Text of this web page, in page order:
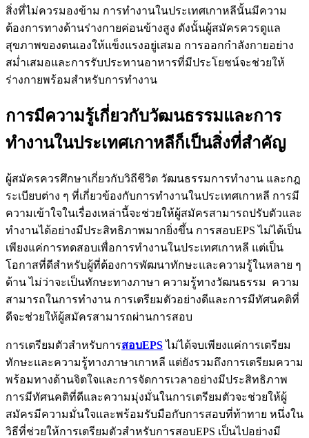
สิ่งที่ไม่ควรมองข้าม การทำงานในประเทศเกาหลีนั้นมีความ
ต้องการทางด้านร่างกายค่อนข้างสูง ดังนั้นผู้สมัครควรดูแล
สุขภาพของตนเองให้แข็งแรงอยู่เสมอ การออกกำลังกายอย่าง
สม่ำเสมอและการรับประทานอาหารที่มีประโยชน์จะช่วยให้
ร่างกายพร้อมสำหรับการทำงาน
การมีความรู้เกี่ยวกับวัฒนธรรมและการ
ทำงานในประเทศเกาหลีก็เป็นสิ่งที่สำคัญ
ผู้สมัครควรศึกษาเกี่ยวกับวิถีชีวิต วัฒนธรรมการทำงาน และกฎ
ระเบียบต่าง ๆ ที่เกี่ยวข้องกับการทำงานในประเทศเกาหลี การมี
ความเข้าใจในเรื่องเหล่านี้จะช่วยให้ผู้สมัครสามารถปรับตัวและ
ทำงานได้อย่างมีประสิทธิภาพมากยิ่งขึ้น การสอบEPS ไม่ได้เป็น
เพียงแค่การทดสอบเพื่อการทำงานในประเทศเกาหลี แต่เป็น
โอกาสที่ดีสำหรับผู้ที่ต้องการพัฒนาทักษะและความรู้ในหลาย ๆ
ด้าน ไม่ว่าจะเป็นทักษะทางภาษา ความรู้ทางวัฒนธรรม ความ
สามารถในการทำงาน การเตรียมตัวอย่างดีและการมีทัศนคติที่
ดีจะช่วยให้ผู้สมัครสามารถผ่านการสอบ
การเตรียมตัวสำหรับการสอบEPSไม่ได้จบเพียงแค่การเตรียม
ทักษะและความรู้ทางภาษาเกาหลี แต่ยังรวมถึงการเตรียมความ
พร้อมทางด้านจิตใจและการจัดการเวลาอย่างมีประสิทธิภาพ
การมีทัศนคติที่ดีและความมุ่งมั่นในการเตรียมตัวจะช่วยให้ผู้
สมัครมีความมั่นใจและพร้อมรับมือกับการสอบที่ท้าทาย หนึ่งใน
วิธีที่ช่วยให้การเตรียมตัวสำหรับการสอบEPS เป็นไปอย่างมี